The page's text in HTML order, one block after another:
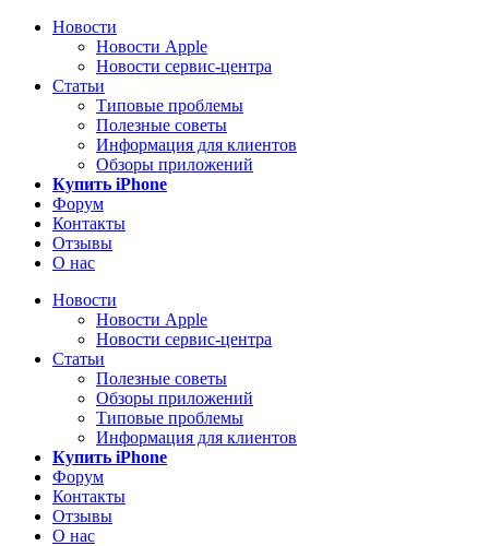
Новости
Новости Apple
Новости сервис-центра
Статьи
Типовые проблемы
Полезные советы
Информация для клиентов
Обзоры приложений
Купить iPhone
Форум
Контакты
Отзывы
О нас
Новости
Новости Apple
Новости сервис-центра
Статьи
Полезные советы
Обзоры приложений
Типовые проблемы
Информация для клиентов
Купить iPhone
Форум
Контакты
Отзывы
О нас